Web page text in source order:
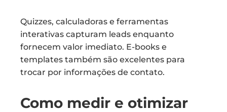
Quizzes, calculadoras e ferramentas
interativas capturam leads enquanto
fornecem valor imediato. E-books e
templates também são excelentes para
trocar por informações de contato.
Como medir e otimizar